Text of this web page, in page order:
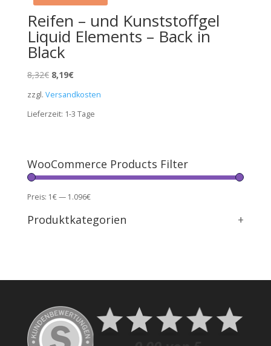
Reifen – und Kunststoffgel
Liquid Elements – Back in
Black
8,32€ Ursprünglicher
8,32€
8,19€Aktueller
8,19€.
zzgl. Versandkosten
Lieferzeit: 1-3 Tage
WooCommerce Products Filter
Preis: 1€— 1.096€
Produktkategorien +